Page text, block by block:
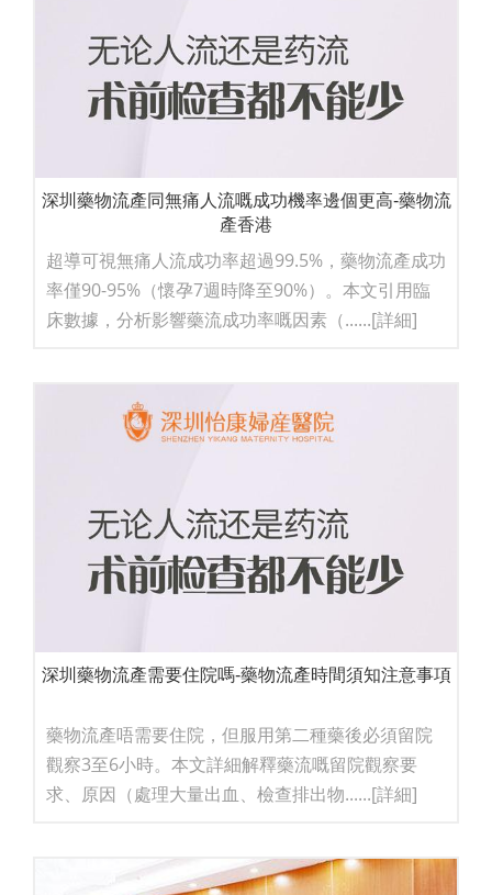
深圳藥物流產同無痛人流嘅成功機率邊個更高-藥物流
產香港
超導可視無痛人流成功率超過99.5%，藥物流產成功
率僅90-95%（懷孕7週時降至90%）。本文引用臨
床數據，分析影響藥流成功率嘅因素（......[詳細]
深圳藥物流產需要住院嗎-藥物流產時間須知注意事項
藥物流產唔需要住院，但服用第二種藥後必須留院
觀察3至6小時。本文詳細解釋藥流嘅留院觀察要
求、原因（處理大量出血、檢查排出物......[詳細]